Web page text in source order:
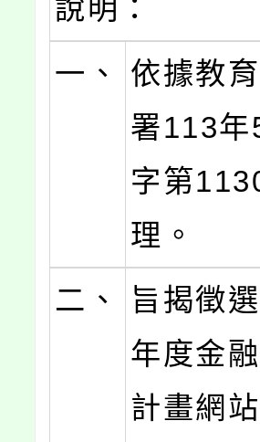
說明：
一、
依據教
署113
字第
理。
二、
旨揭徵
年度金
計畫網